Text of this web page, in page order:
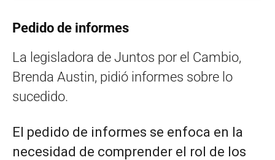
Pedido de informes
La legisladora de Juntos por el Cambio,
Brenda Austin, pidió informes sobre lo
sucedido.
El pedido de informes se enfoca en la
necesidad de comprender el rol de los